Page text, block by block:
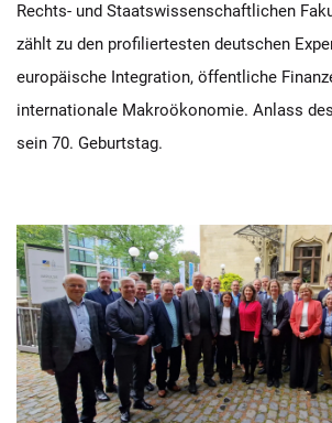
Rechts- und Staatswissenschaftlichen
zählt zu den profiliertesten deutschen
europäische Integration, öffentliche
internationale Makroökonomie. Anlass
sein 70. Geburtstag.